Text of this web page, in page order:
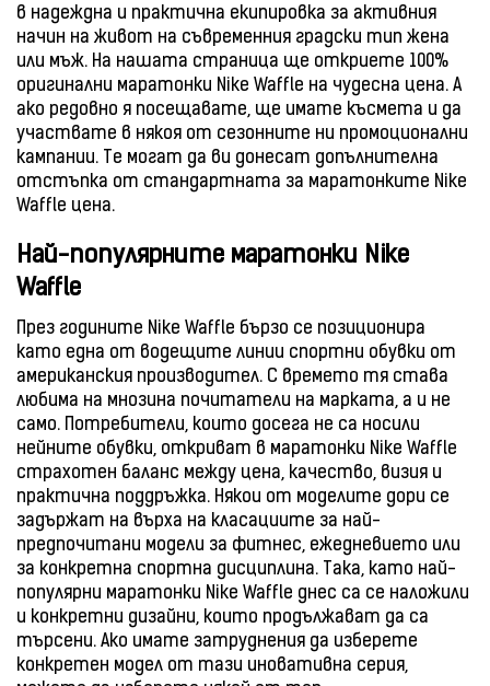
в надеждна и практична екипировка за активния
начин на живот на съвременния градски тип жена
или мъж. На нашата страница ще откриете 100%
оригинални маратонки Nike Waffle на чудесна цена. А
ако редовно я посещавате, ще имате късмета и да
участвате в някоя от сезонните ни промоционални
кампании. Те могат да ви донесат допълнителна
отстъпка от стандартната за маратонките Nike
Waffle цена.
Най-популярните маратонки Nike
Waffle
През годините Nike Waffle бързо се позиционира
като една от водещите линии спортни обувки от
американския производител. С времето тя става
любима на мнозина почитатели на марката, а и не
само. Потребители, които досега не са носили
нейните обувки, откриват в маратонки Nike Waffle
страхотен баланс между цена, качество, визия и
практична поддръжка. Някои от моделите дори се
задържат на върха на класациите за най-
предпочитани модели за фитнес, ежедневието или
за конкретна спортна дисциплина. Така, като най-
популярни маратонки Nike Waffle днес са се наложили
и конкретни дизайни, които продължават да са
търсени. Ако имате затруднения да изберете
конкретен модел от тази иновативна серия,